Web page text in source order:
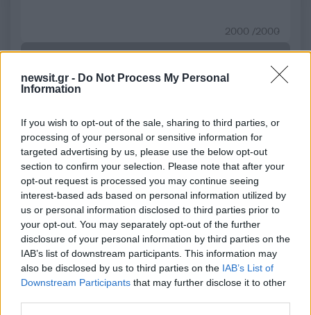
newsit.gr - Do Not Process My Personal
Information
If you wish to opt-out of the sale, sharing to third parties, or
processing of your personal or sensitive information for
targeted advertising by us, please use the below opt-out
section to confirm your selection. Please note that after your
opt-out request is processed you may continue seeing
interest-based ads based on personal information utilized by
us or personal information disclosed to third parties prior to
your opt-out. You may separately opt-out of the further
disclosure of your personal information by third parties on the
IAB’s list of downstream participants. This information may
also be disclosed by us to third parties on the IAB’s List of
Downstream Participants that may further disclose it to other
2000 /2000
Υποβολή σχολίου
Όροι Χρήσης. Το site προστατεύεται από reCAPTCHA, ισχύουν
Αθλητικά
ΓΕΩΡΓΙΑ
ΕΘΝΙΚΗ ΕΛΛΑΔΑΣ
ΕΘΝΙΚΗ ΠΟΔΟΣΦΑΙΡΟΥ
Share:
Ακολουθήστε το Νewsit.gr στοGoogle News και
ενημερωθείτε πρώτοι για όλη την ειδησεογραφία και τα
τελευταία νέατης ημέρας